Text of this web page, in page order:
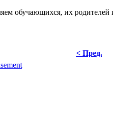
обучающихся, их
< Пред.